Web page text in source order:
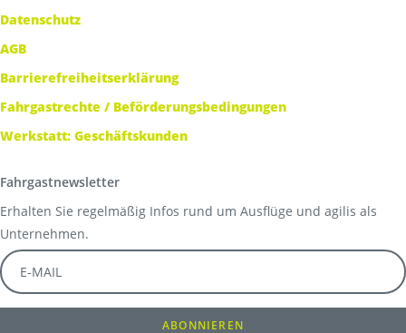
Datenschutz
AGB
Barrierefreiheitserklärung
Fahrgastrechte / Beförderungsbedingungen
Werkstatt: Geschäftskunden
Fahrgastnewsletter
Erhalten Sie regelmäßig Infos rund um Ausflüge und agilis als
Unternehmen.